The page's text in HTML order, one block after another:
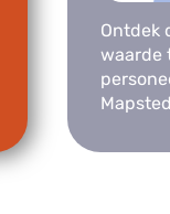
Ontdek
waarde